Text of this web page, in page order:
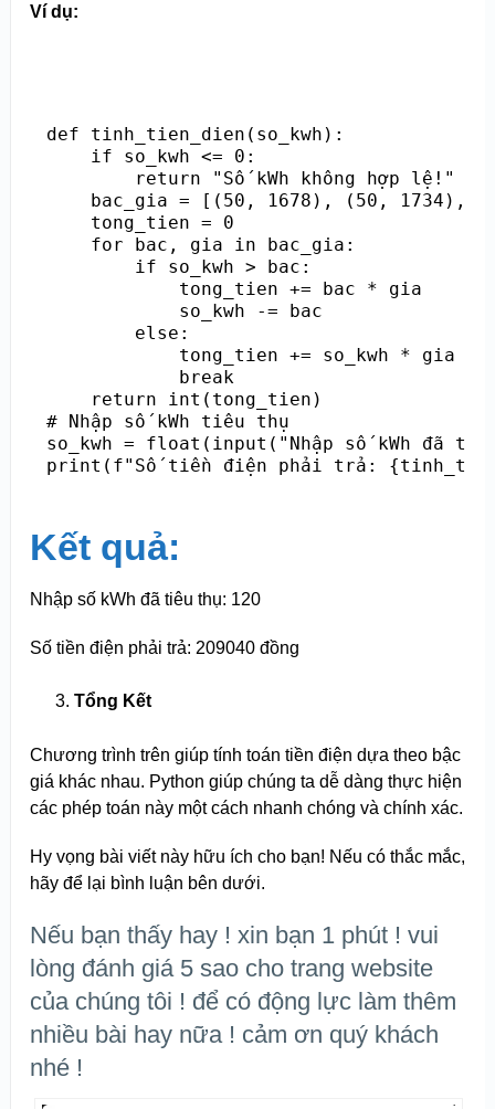
Ví dụ:
def tinh_tien_dien(so_kwh):
if so_kwh <= 0:
return "Số kWh không hợp lệ!"
bac_gia = [(50, 1678), (50, 1734),
tong_tien = 0
for bac, gia in bac_gia:
if so_kwh > bac:
tong_tien += bac * gia
so_kwh -= bac
else:
tong_tien += so_kwh * gia
break
return int(tong_tien)
# Nhập số kWh tiêu thụ
so_kwh = float(input("Nhập số kWh đã
print(f"Số tiền điện phải trả:
Kết quả:
Nhập số kWh đã tiêu thụ: 120
Số tiền điện phải trả: 209040 đồng
Tổng Kết
Chương trình trên giúp tính toán tiền điện dựa theo bậc
giá khác nhau. Python giúp chúng ta dễ dàng thực hiện
các phép toán này một cách nhanh chóng và chính xác.
Hy vọng bài viết này hữu ích cho bạn! Nếu có thắc mắc,
hãy để lại bình luận bên dưới.
Nếu bạn thấy hay ! xin bạn 1 phút ! vui
lòng đánh giá 5 sao cho trang website
của chúng tôi ! để có động lực làm thêm
nhiều bài hay nữa ! cảm ơn quý khách
nhé !